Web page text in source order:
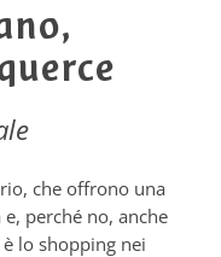
che offrono una
perché no, anche
lo shopping nei